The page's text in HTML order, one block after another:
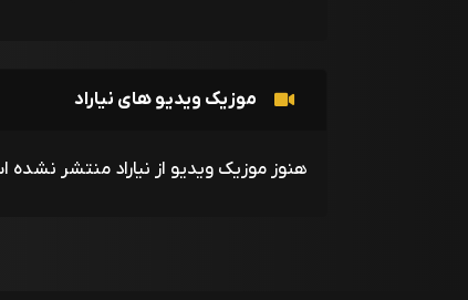
موزیک ویدیو های نیاراد
هنوز موزیک ویدیو از نیاراد منتشر نشده